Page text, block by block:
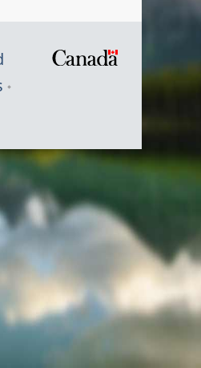
Symbole
du